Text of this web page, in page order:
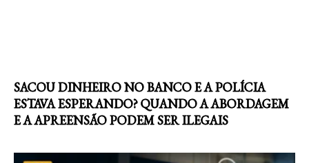
SACOU DINHEIRO NO BANCO E A POLÍCIA
ESTAVA ESPERANDO? QUANDO A ABORDAGEM
E A APREENSÃO PODEM SER ILEGAIS